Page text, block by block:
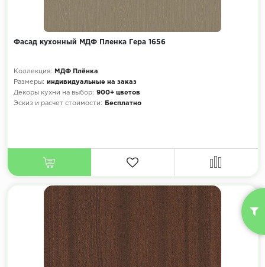
Фасад кухонный МДФ Пленка Гера 1656
Коллекция:
МДФ Плёнка
Размеры: индивидуальные на заказ
Декоры кухни на выбор: 900+ цветов
Эскиз и расчет стоимости:
Бесплатно